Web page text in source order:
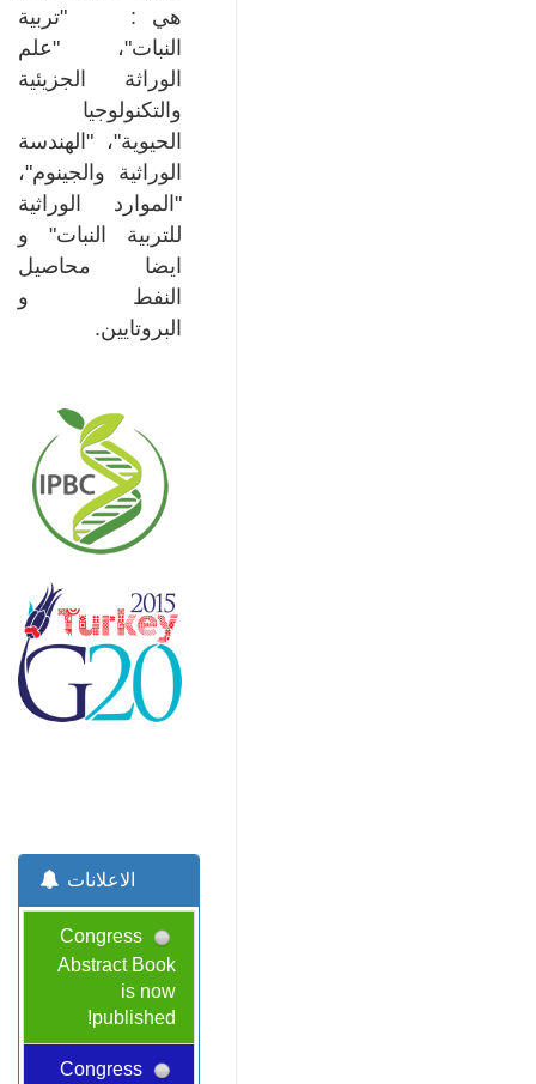
هي : "تربية
النبات"، "علم
الوراثة الجزيئية
والتكنولوجيا
الحيوية"، "الهندسة
الوراثية والجينوم"،
"الموارد الوراثية
للتربية النبات" و
ايضا محاصيل
النفط و
البروتايين.
الاعلانات
Congress
Abstract Book
is now
published!
Congress